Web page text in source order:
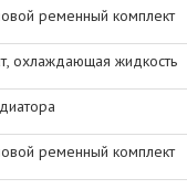
ременный комплект
охлаждающая жидкость
ременный комплект